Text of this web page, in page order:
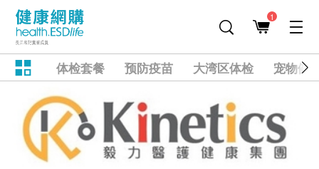
1
体检套餐 预防疫苗 大湾区体检 宠物健